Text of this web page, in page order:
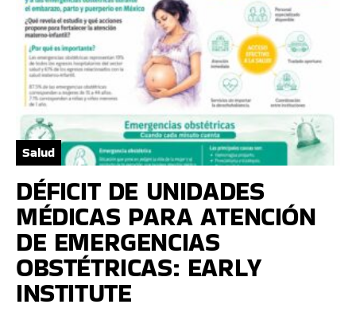
Salud
DÉFICIT DE UNIDADES
MÉDICAS PARA ATENCIÓN
DE EMERGENCIAS
OBSTÉTRICAS: EARLY
INSTITUTE